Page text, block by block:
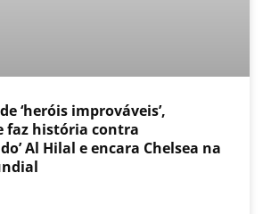
‘heróis improváveis’,
faz história contra
Al Hilal e encara Chelsea na